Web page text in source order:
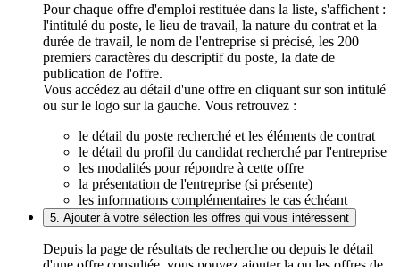
Pour chaque offre d'emploi restituée dans la liste, s'affichent :
l'intitulé du poste, le lieu de travail, la nature du contrat et la
durée de travail, le nom de l'entreprise si précisé, les 200
premiers caractères du descriptif du poste, la date de
publication de l'offre.
Vous accédez au détail d'une offre en cliquant sur son intitulé
ou sur le logo sur la gauche. Vous retrouvez :
le détail du poste recherché et les éléments de contrat
le détail du profil du candidat recherché par l'entreprise
les modalités pour répondre à cette offre
la présentation de l'entreprise (si présente)
les informations complémentaires le cas échéant
5. Ajouter à votre sélection les offres qui vous intéressent
Depuis la page de résultats de recherche ou depuis le détail